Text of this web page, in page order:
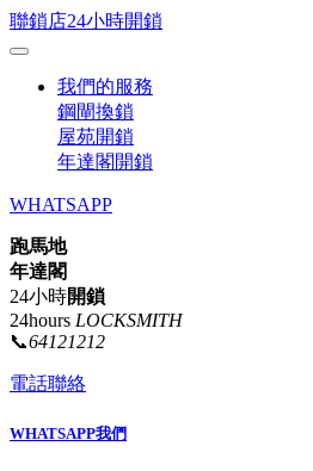
聯鎖店24小時開鎖
我們的服務
鋼閘換鎖
屋苑開鎖
年達閣開鎖
WHATSAPP
跑馬地
年達閣
24小時開鎖
24hours LOCKSMITH
📞64121212
電話聯絡
WHATSAPP我們